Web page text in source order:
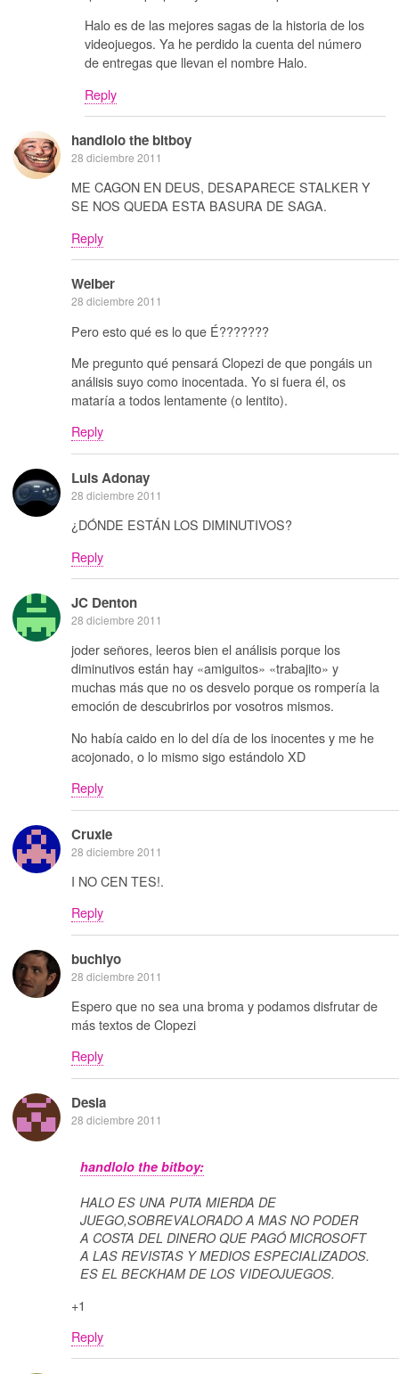
Halo es de las mejores sagas de la historia de los
videojuegos. Ya he perdido la cuenta del número
de entregas que llevan el nombre Halo.
Reply
handlolo the bitboy
28 diciembre 2011
ME CAGON EN DEUS, DESAPARECE STALKER Y
SE NOS QUEDA ESTA BASURA DE SAGA.
Reply
Weiber
28 diciembre 2011
Pero esto qué es lo que É???????
Me pregunto qué pensará Clopezi de que pongáis un
análisis suyo como inocentada. Yo si fuera él, os
mataría a todos lentamente (o lentito).
Reply
Luis Adonay
28 diciembre 2011
¿DÓNDE ESTÁN LOS DIMINUTIVOS?
Reply
JC Denton
28 diciembre 2011
joder señores, leeros bien el análisis porque los
diminutivos están hay «amiguitos» «trabajito» y
muchas más que no os desvelo porque os rompería la
emoción de descubrirlos por vosotros mismos.
No había caido en lo del día de los inocentes y me he
acojonado, o lo mismo sigo estándolo XD
Reply
Cruxie
28 diciembre 2011
I NO CEN TES!.
Reply
buchiyo
28 diciembre 2011
Espero que no sea una broma y podamos disfrutar de
más textos de Clopezi
Reply
Desia
28 diciembre 2011
handlolo the bitboy:
HALO ES UNA PUTA MIERDA DE
JUEGO,SOBREVALORADO A MAS NO PODER
A COSTA DEL DINERO QUE PAGÓ MICROSOFT
A LAS REVISTAS Y MEDIOS ESPECIALIZADOS.
ES EL BECKHAM DE LOS VIDEOJUEGOS.
+1
Reply